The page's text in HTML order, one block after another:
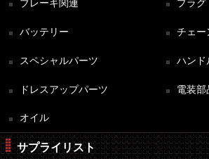
ブレーキ関連 プラグ
バッテリー チェー
スペシャルパーツ ハンド
ドレスアップパーツ 電装部
オイル
サプライリスト